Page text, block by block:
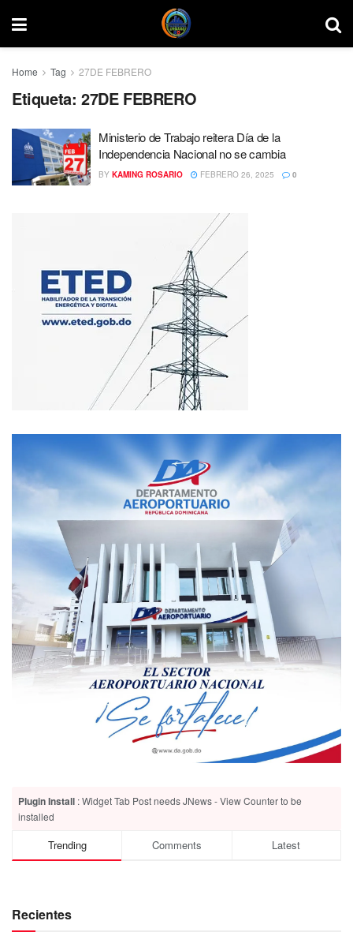
Home Tag 27DE FEBRERO
Etiqueta: 27DE FEBRERO
Ministerio de Trabajo reitera Día de la
Independencia Nacional no se cambia
BY KAMING ROSARIO FEBRERO 26, 2025 0
Plugin Install : Widget Tab Post needs JNews - View Counter to be
installed
Trending Comments Latest
Recientes